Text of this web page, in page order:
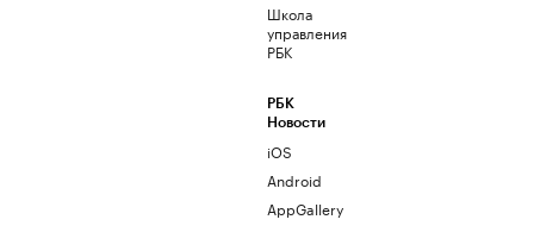
Школа
управления
РБК
РБК
Новости
iOS
Android
AppGallery